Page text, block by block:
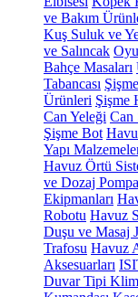
ve Bakım
Kuş Suluk ve
ve Salıncak
Bahçe Masaları
Tabancası
Ürünleri Şişme
Can Yeleği Can
Şişme Bot
Yapı
Havuz Örtü
ve Dozaj
Ekipmanları
Robotu Havuz
Duşu ve Masaj
Trafosu Havuz
Aksesuarları
Duvar Tipi